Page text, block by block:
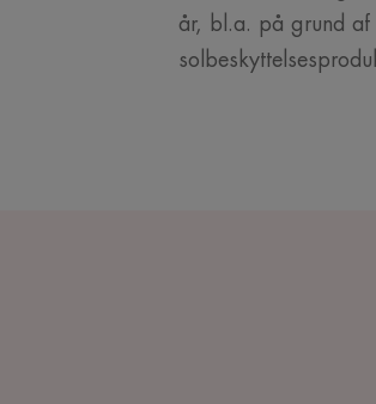
år, bl.a. på grund af